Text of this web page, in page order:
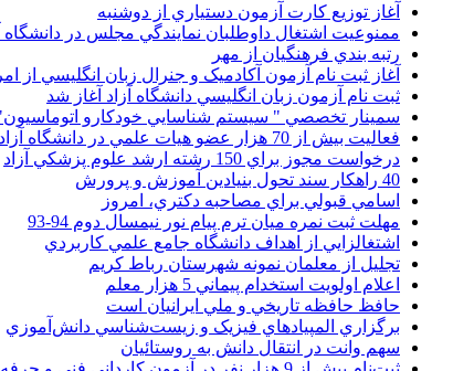
آغاز توزيع کارت آزمون دستياري از دوشنبه
ممنوعيت اشتغال داوطلبان نمايندگي مجلس در دانشگاه
رتبه بندي فرهنگيان از مهر
آغاز ثبت نام آزمون آکادميک و جنرال زبان انگليسي از
ثبت نام آزمون زبان انگليسي دانشگاه آزاد آغاز شد
سمينار تخصصي " سيستم شناسايي خودکارو
فعاليت بيش از 70 هزار عضو هيات علمي در دانشگاه آزاد
درخواست مجوز براي 150 رشته ارشد علوم پزشکي آزاد
40 راهکار سند تحول بنيادين آموزش و پرورش
اسامي قبولي براي مصاحبه دکتري، امروز
مهلت ثبت نمره میان ترم پیام نور نیمسال دوم 94-93
اشتغالزايي از اهداف دانشگاه جامع علمي کاربردي
تجليل از معلمان نمونه شهرستان رباط کريم
اعلام اولويت استخدام پيماني 5 هزار معلم
حافظ حافظه تاريخي و ملي ايرانيان است
برگزاري المپيادهاي فيزيک و زيست‌شناسي دانش‌آموزي
سهم وانت در انتقال دانش به روستائيان